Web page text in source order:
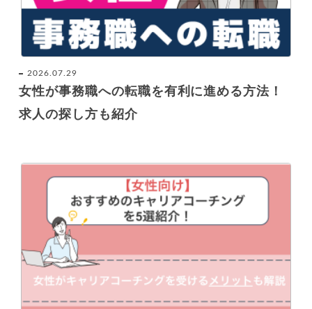
2026.07.29
女性が事務職への転職を有利に進める方法！
求人の探し方も紹介